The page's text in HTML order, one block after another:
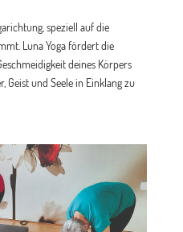
speziell auf die
Luna Yoga fördert die
deines Körpers
und Seele in Einklang zu